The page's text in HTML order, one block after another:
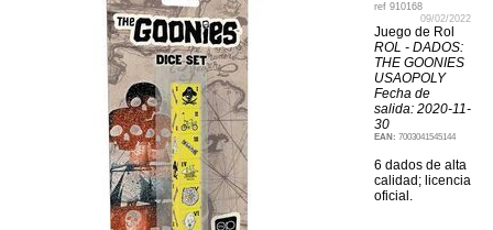
ref 910168
09/02/2022
Juego de Rol
ROL - DADOS:
THE GOONIES
USAOPOLY
Fecha de
salida: 2020-11-
30
EAN: 7003041545144
6 dados de alta
calidad; licencia
oficial.